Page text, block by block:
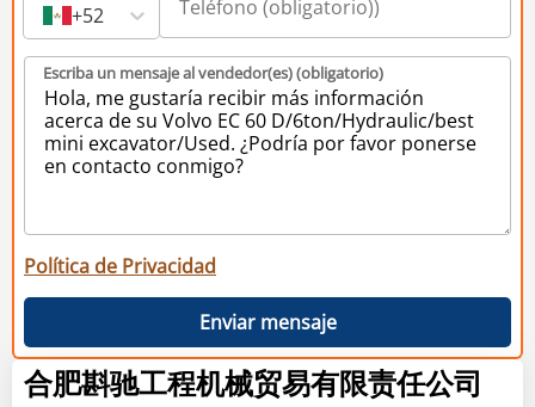
+52
Escriba un mensaje al vendedor(es) (obligatorio)
Política de Privacidad
Enviar mensaje
合肥斟驰工程机械贸易有限责任公司